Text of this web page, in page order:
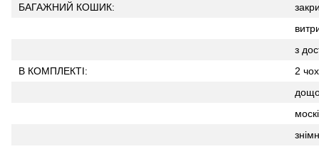
БАГАЖНИЙ КОШИК:
з
В КОМПЛЕКТІ:
2